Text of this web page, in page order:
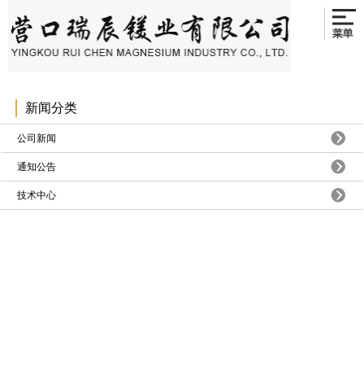
新闻分类
公司新闻
通知公告
技术中心